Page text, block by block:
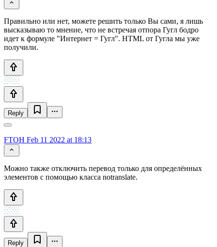
Правильно или нет, можете решить только Вы сами, я лишь
высказываю то мнение, что не встречая отпора Гугл бодро
идет к формуле "Интернет = Гугл". HTML от Гугла мы уже
получили.
Reply
FTOH Feb 11 2022 at 18:13
Можно также отключить перевод только для определённых
элементов с помощью класса notranslate.
Reply